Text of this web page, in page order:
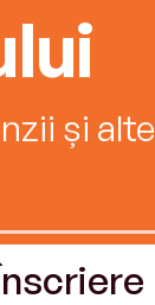
și alte